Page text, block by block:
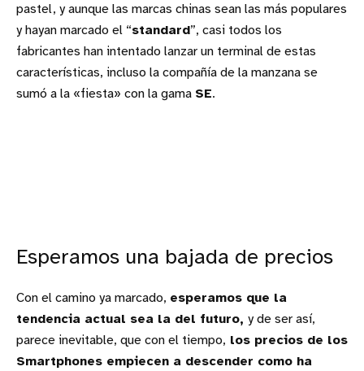
pastel, y aunque las marcas chinas sean las más populares
y hayan marcado el “standard”, casi todos los
fabricantes han intentado lanzar un terminal de estas
características, incluso la compañía de la manzana se
sumó a la «fiesta» con la gama SE.
Esperamos una bajada de precios
Con el camino ya marcado, esperamos que la
tendencia actual sea la del futuro, y de ser así,
parece inevitable, que con el tiempo, los precios de los
Smartphones empiecen a descender como ha